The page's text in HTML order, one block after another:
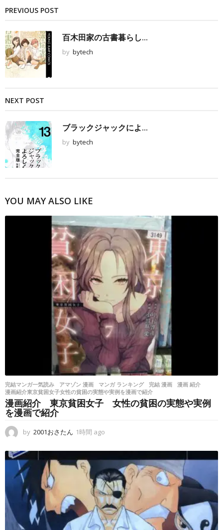
PREVIOUS POST
百木田家の古書暮らし...
by bytech
NEXT POST
ブラックジャックによ...
by bytech
YOU MAY ALSO LIKE
完結マンガ一気読み アマゾン 漫画 ,マンガ ランキング ,完結 漫画 ,漫画 紹介
漫画紹介東京貧困女子女性の貧困の実態や実例を漫画で紹介
漫画紹介 東京貧困女子 女性の貧困の実態や実例
を漫画で紹介
by 2001おさたん 1時間 ago
間
a
g
o